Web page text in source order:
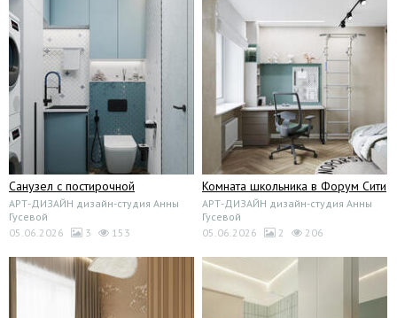
Санузел с постирочной
АРТ-ДИЗАЙН дизайн-студия Анны
Гусевой
05.06.2026
3 153
Комната школьника в Форум Сити
АРТ-ДИЗАЙН дизайн-студия Анны
Гусевой
05.06.2026
2 206